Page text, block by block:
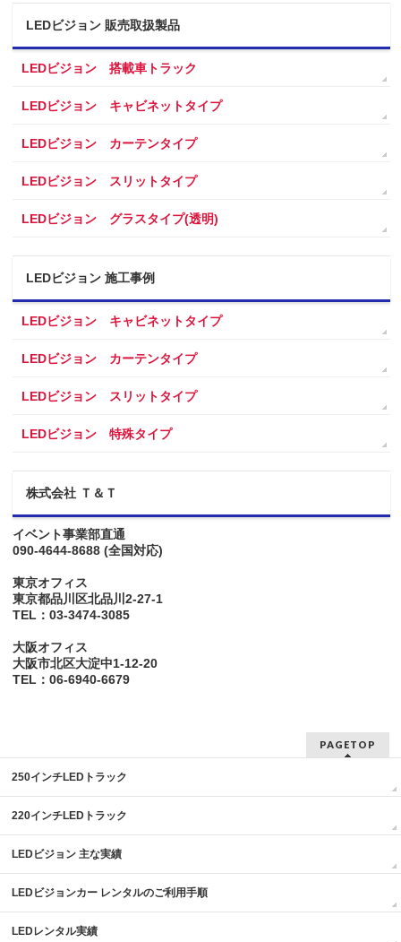
LEDビジョン 販売取扱製品
LEDビジョン 搭載車トラック
LEDビジョン キャビネットタイプ
LEDビジョン カーテンタイプ
LEDビジョン スリットタイプ
LEDビジョン グラスタイプ(透明)
LEDビジョン 施工事例
LEDビジョン キャビネットタイプ
LEDビジョン カーテンタイプ
LEDビジョン スリットタイプ
LEDビジョン 特殊タイプ
株式会社 Ｔ＆Ｔ
イベント事業部直通
090-4644-8688 (全国対応)
東京オフィス
東京都品川区北品川2-27-1
TEL：03-3474-3085
大阪オフィス
大阪市北区大淀中1-12-20
TEL：06-6940-6679
PAGETOP
250インチLEDトラック
220インチLEDトラック
LEDビジョン 主な実績
LEDビジョンカー レンタルのご利用手順
LEDレンタル実績